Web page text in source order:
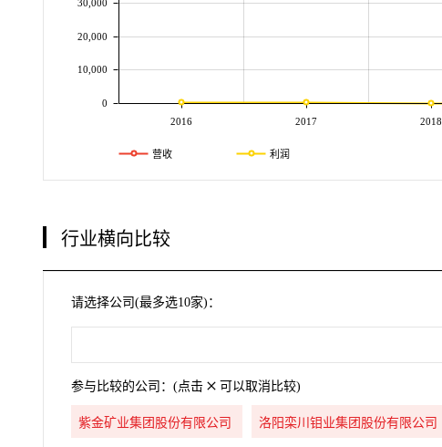
2016 2017 2018
0
10,000
20,000
30,000
营收 利润
行业横向比较
请选择公司(最多选10家)：
参与比较的公司：(点击 可以取消比较)
紫金矿业集团股份有限公司 洛阳栾川钼业集团股份有限公司